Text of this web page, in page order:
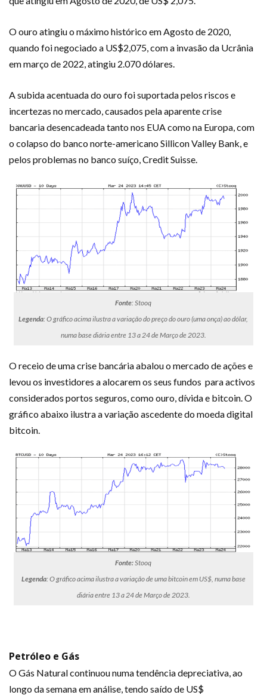
O ouro atingiu o máximo histórico em Agosto de 2020,
quando foi negociado a US$2,075, com a invasão da Ucrânia
em março de 2022, atingiu 2.070 dólares.
A subida acentuada do ouro foi suportada pelos riscos e
incertezas no mercado, causados pela aparente crise
bancaria desencadeada tanto nos EUA como na Europa, com
o colapso do banco norte-americano Sillicon Valley Bank, e
pelos problemas no banco suíço, Credit Suisse.
Fonte: Stooq
Legenda: O gráfico acima ilustra a variação do preço do ouro (uma onça) ao dólar,
numa base diária entre 13 a 24 de Março de 2023.
O receio de uma crise bancária abalou o mercado de ações e
levou os investidores a alocarem os seus fundos para activos
considerados portos seguros, como ouro, dívida e bitcoin. O
gráfico abaixo ilustra a variação ascedente do moeda digital
bitcoin.
Fonte:Stooq
Legenda: O gráfico acima ilustra a variação de uma bitcoin em US$, numa base
diária entre 13 a 24 de Março de 2023.
Petróleo e Gás
O Gás Natural continuou numa tendência depreciativa, ao
longo da semana em análise, tendo saído de US$